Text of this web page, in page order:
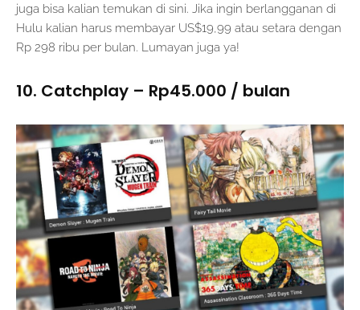
juga bisa kalian temukan di sini. Jika ingin berlangganan di
Hulu kalian harus membayar US$19,99 atau setara dengan
Rp 298 ribu per bulan. Lumayan juga ya!
10. Catchplay – Rp45.000 / bulan